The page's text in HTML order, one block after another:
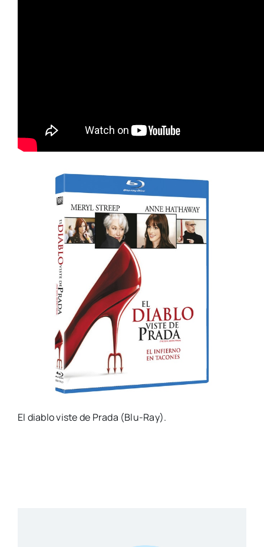
El diablo viste de Prada (Blu-Ray).